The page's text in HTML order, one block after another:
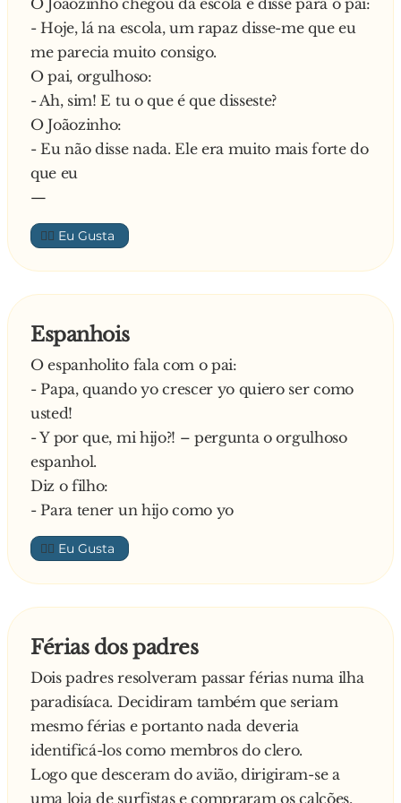
E conclui o Joãozinho:
- … que ela ia c**... porque não sabe ler!
O Joãozinho chegou da escola e disse para o pai:
- Hoje, lá na escola, um rapaz disse-me que eu
me parecia muito consigo.
O pai, orgulhoso:
- Ah, sim! E tu o que é que disseste?
O Joãozinho:
- Eu não disse nada. Ele era muito mais forte do
que eu
—
👍🏼
Espanhois
O espanholito fala com o pai:
- Papa, quando yo crescer yo quiero ser como
usted!
- Y por que, mi hijo?! – pergunta o orgulhoso
espanhol.
Diz o filho:
- Para tener un hijo como yo
👍🏼
Férias dos padres
Dois padres resolveram passar férias numa ilha
paradisíaca. Decidiram também que seriam
mesmo férias e portanto nada deveria
identificá-los como membros do clero.
Logo que desceram do avião, dirigiram-se a
uma loja de surfistas e compraram os calções,